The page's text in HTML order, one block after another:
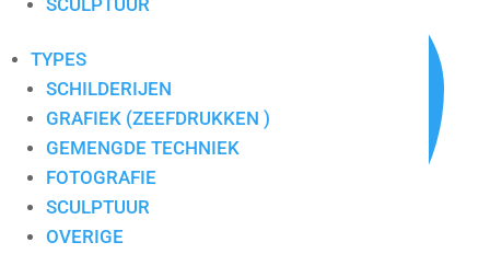
SCULPTUUR
TYPES
SCHILDERIJEN
GRAFIEK (ZEEFDRUKKEN )
GEMENGDE TECHNIEK
FOTOGRAFIE
SCULPTUUR
OVERIGE